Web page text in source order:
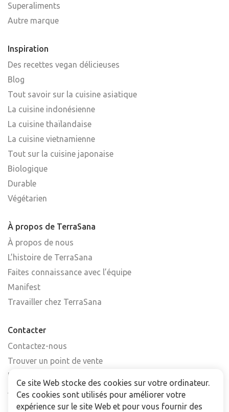
Superaliments
Autre marque
Inspiration
Des recettes vegan délicieuses
Blog
Tout savoir sur la cuisine asiatique
La cuisine indonésienne
La cuisine thaïlandaise
La cuisine vietnamienne
Tout sur la cuisine japonaise
Biologique
Durable
Végétarien
À propos de TerraSana
À propos de nous
L’histoire de TerraSana
Faites connaissance avec l’équipe
Manifest
Travailler chez TerraSana
Contacter
Contactez-nous
Trouver un point de vente
FAQ
Abonnez-vous à la newsletter
Ce site Web stocke des cookies sur votre ordinateur.
Ces cookies sont utilisés pour améliorer votre
expérience sur le site Web et pour vous fournir des